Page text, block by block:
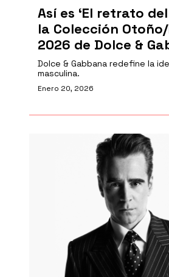
Así es ‘El retrato
la Colección
2026 de Dolce &
Dolce & Gabbana redefine la
masculina.
Enero 20, 2026